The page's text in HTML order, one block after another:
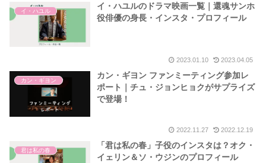
イ・ハユル
イ・ハユルのドラマ映画一覧｜還魂サンホ
役俳優の身長・インスタ・プロフィール
2023.01.10 2023.04.05
カン・ギヨン
カン・ギヨン ファンミーティング参加レ
ポート｜チュ・ジョンヒョクがサプライズ
で登場！
2022.11.27 2022.12.19
君は私の春
「君は私の春」子役のインスタは？オク・
イェリン＆ソ・ウジンのプロフィール